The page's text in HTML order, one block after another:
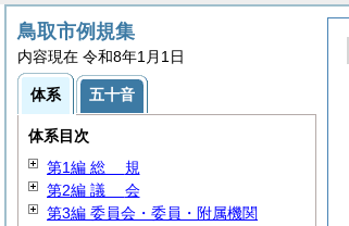
鳥取市例規集
内容現在 令和8年1月1日
体系 五十音
体系目次
第1編 総 規
第2編 議 会
第3編 委員会・委員・附属機関